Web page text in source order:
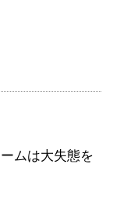
ムは大失態を